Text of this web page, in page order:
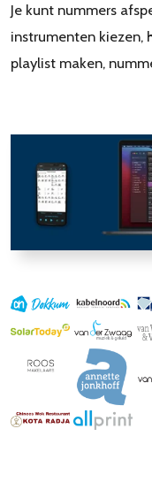
Je kunt nummers
instrumenten kiezen,
playlist maken,